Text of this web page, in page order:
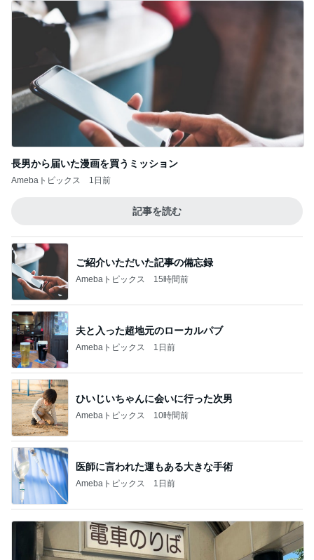
長男から届いた漫画を買うミッション
Amebaトピックス 1日前
記事を読む
ご紹介いただいた記事の備忘録
Amebaトピックス 15時間前
夫と入った超地元のローカルパブ
Amebaトピックス 1日前
ひいじいちゃんに会いに行った次男
Amebaトピックス 10時間前
医師に言われた運もある大きな手術
Amebaトピックス 1日前